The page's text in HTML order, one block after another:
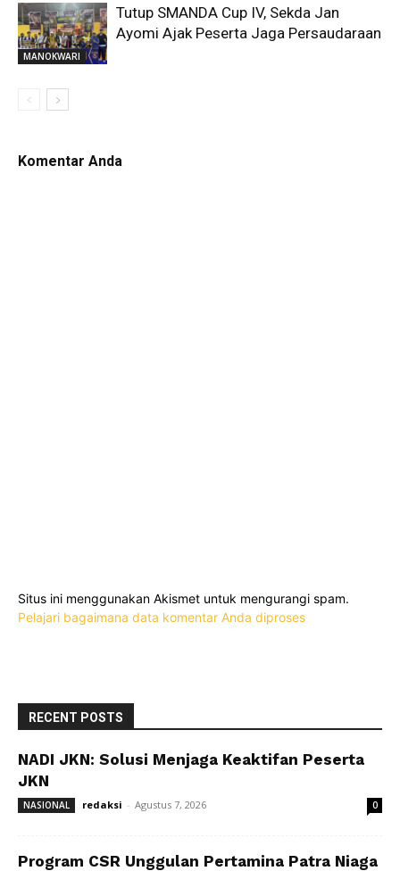
MANOKWARI
Tutup SMANDA Cup IV, Sekda Jan
Ayomi Ajak Peserta Jaga Persaudaraan
Komentar Anda
Situs ini menggunakan Akismet untuk mengurangi spam.
Pelajari bagaimana data komentar Anda diproses
RECENT POSTS
NADI JKN: Solusi Menjaga Keaktifan Peserta
JKN
NASIONAL redaksi - Agustus 7, 2026 0
Program CSR Unggulan Pertamina Patra Niaga